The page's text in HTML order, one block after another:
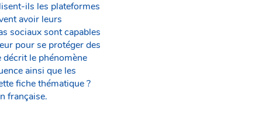
ils les plateformes
avoir leurs
sociaux sont capables
pour se protéger des
le phénomène
ainsi que les
fiche thématique ?
française.